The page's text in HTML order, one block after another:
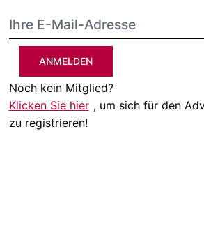
ANMELDEN
Noch kein Mitglied?
Klicken Sie hier , um sich für den
zu registrieren!